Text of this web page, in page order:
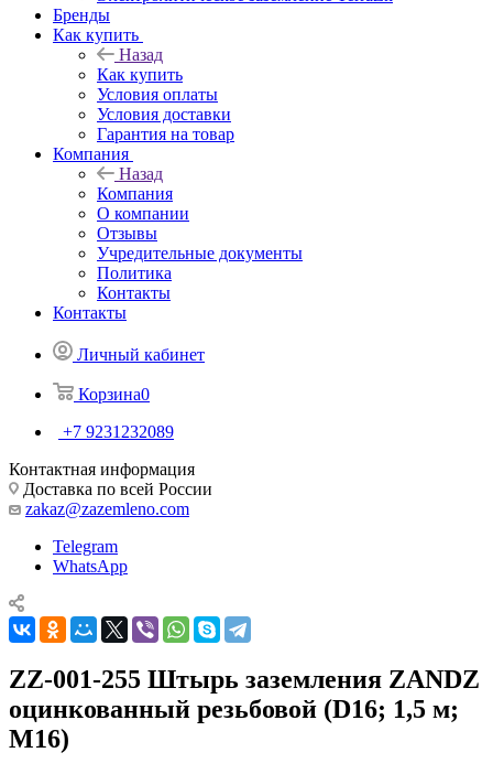
Бренды
Как купить
Назад
Как купить
Условия оплаты
Условия доставки
Гарантия на товар
Компания
Назад
Компания
О компании
Отзывы
Учредительные документы
Политика
Контакты
Контакты
Личный кабинет
Корзина0
+7 9231232089
Контактная информация
Доставка по всей России
zakaz@zazemleno.com
Telegram
WhatsApp
ZZ-001-255 Штырь заземления ZANDZ
оцинкованный резьбовой (D16; 1,5 м;
М16)